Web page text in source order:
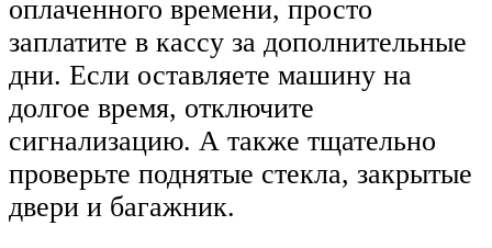
оплаченного времени, просто
заплатите в кассу за дополнительные
дни. Если оставляете машину на
долгое время, отключите
сигнализацию. А также тщательно
проверьте поднятые стекла, закрытые
двери и багажник.